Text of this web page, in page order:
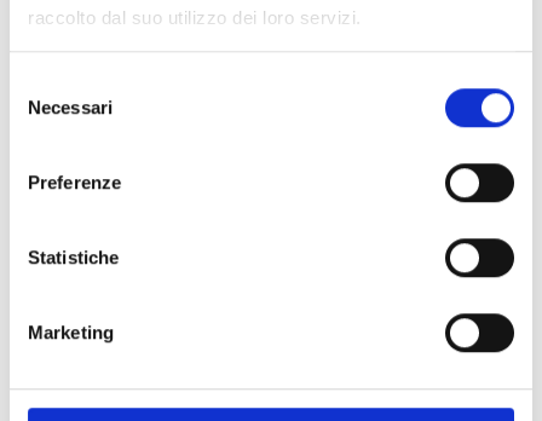
raccolto dal suo utilizzo dei loro servizi.
delNecessari
Preferenze
Statistiche
Marketing
costituiti da un unico evento e gli interventi strutturali,
manutentivi e di restauro che superino il 15% dei costi
privati attivi in uno specifico territorio di Piemonte,
Liguria e Valle d’Aosta, con esclusione del Comune di
e La Spezia. Il partenariato deve essere costituito da